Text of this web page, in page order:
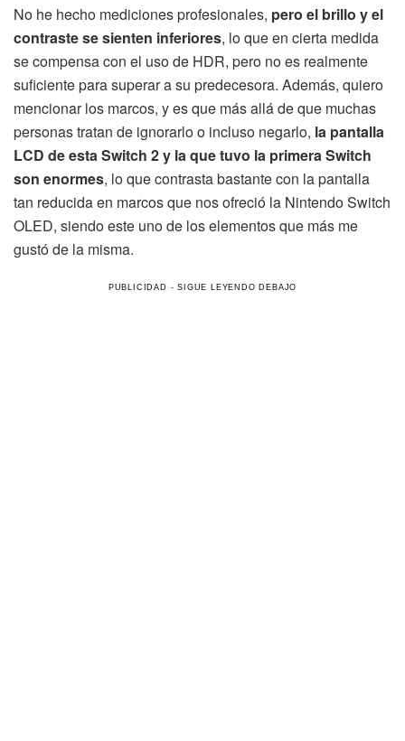
No he hecho mediciones profesionales, pero el brillo y el
contraste se sienten inferiores, lo que en cierta medida
se compensa con el uso de HDR, pero no es realmente
suficiente para superar a su predecesora. Además, quiero
mencionar los marcos, y es que más allá de que muchas
personas tratan de ignorarlo o incluso negarlo, la pantalla
LCD de esta Switch 2 y la que tuvo la primera Switch
son enormes, lo que contrasta bastante con la pantalla
tan reducida en marcos que nos ofreció la Nintendo Switch
OLED, siendo este uno de los elementos que más me
gustó de la misma.